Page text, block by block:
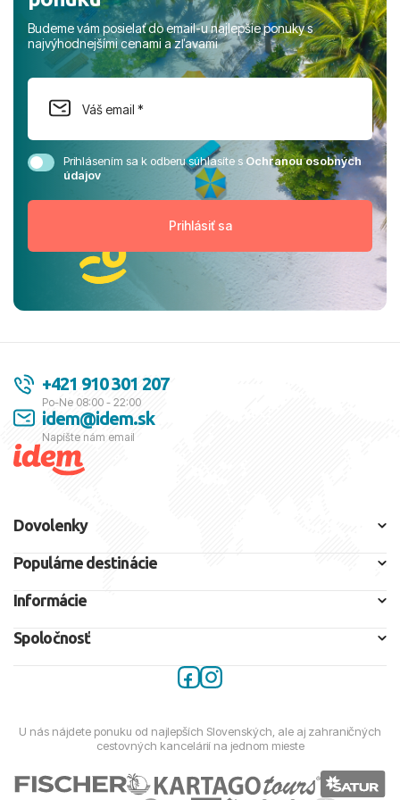
Budeme vám posielať do email-u najlepšie ponuky s
najvýhodnejšími cenami a zľavami
Prihlásením sa k odberu súhlasíte sOchranou osobných
údajov
+421 910 301 207
Po-Ne 08:00 - 22:00
idem@idem.sk
Napíšte nám email
Dovolenky
Populárne destinácie
Informácie
Spoločnosť
U nás nájdete ponuku od najlepších Slovenských, ale aj zahraničných
cestovných kancelárií na jednom mieste